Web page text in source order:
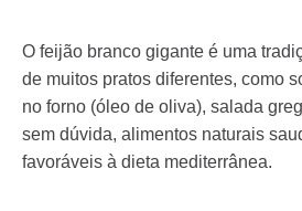
O feijão branco gigante é uma
de muitos pratos diferentes, como
no forno (óleo de oliva), salada
sem dúvida, alimentos naturais
favoráveis à dieta mediterrânea.